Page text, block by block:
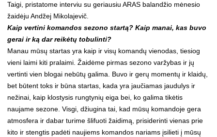
Taigi, pristatome interviu su geriausiu ARAS balandžio mėnesio
žaidėju Andžej Mikolajevič.
Kaip vertini komandos sezono startą? Kaip manai, kas buvo
gerai ir ką dar reikėtų tobulinti?
Manau mūsų startas yra kaip ir visų komandų vienodas, tiesiog
vieni laimi kiti pralaimi. Žaidėme pirmas sezono varžybas ir jų
vertinti vien blogai nebūtų galima. Buvo ir gerų momentų ir klaidų,
bet būtent toks ir būna startas, kada yra jaučiamas jaudulys ir
nežinai, kaip klostysis rungtynių eiga bei, ko galima tikėtis
naujame sezone. Visgi, džiugina tai, kad mūsų komandoje gera
atmosfera ir dabar turime šlifuoti žaidimą, prisiderinti vienas prie
kito ir stengtis padėti naujiems komandos nariams įsilieti į mūsų